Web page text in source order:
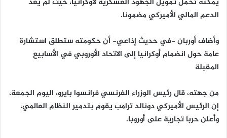
الدعم المالي الأميركي مضمونا.
وأضاف أوربان -في حديث إذاعي- أن حكومته ستطلق استشارة
عامة حول انضمام أوكرانيا إلى الاتحاد الأوروبي في الأسابيع
المقبلة
من جهته، قال رئيس الوزراء الفرنسي فرانسوا بايرو، اليوم الجمعة،
إن الرئيس الأميركي دونالد ترامب يقوم بتدمير النظام العالمي،
وأعلن حربا تجارية على أوروبا.